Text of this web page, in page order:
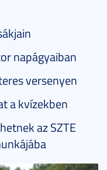
napágyaiban
versenyen
a kvízekben
az SZTE